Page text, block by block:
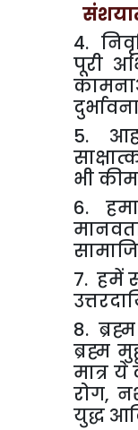
4.
पूरी
5.
भी
6.
7. हमें
8.
ब्रह्म
मात्र
रोग,
युद्ध